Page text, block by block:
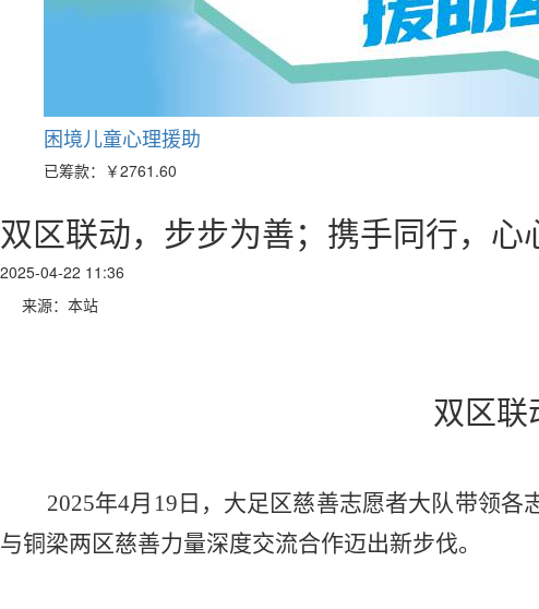
困境儿童心理援助
已筹款： ￥2761.60
双区联动，步步为善；携手同行，心
2025-04-22 11:36
来源：本站
双区联
2025年4月19日，大足区慈善志愿者大队带领
与铜梁两区慈善力量深度交流合作迈出新步伐。